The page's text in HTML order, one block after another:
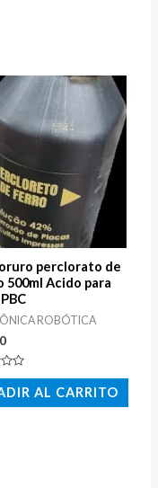
perclorato de
500ml Acido para
ROBÓTICA
AL CARRITO